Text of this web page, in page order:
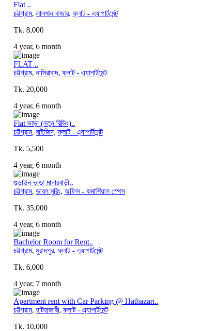
Flat ..
চট্টগ্রাম, লালখান বাজার, ফ্লাট - এ্যাপার্টমেন্ট
Tk. 8,000
4 year, 6 month
FLAT ..
চট্টগ্রাম, নাসিরাবাদ, ফ্লাট - এ্যাপার্টমেন্ট
Tk. 20,000
4 year, 6 month
Flat ভাড়া (নতুন বিল্ডিং)..
চট্টগ্রাম, বাইজিদ, ফ্লাট - এ্যাপার্টমেন্ট
Tk. 5,500
4 year, 6 month
গুডাউন ভাড়া মাদারবাড়ী..
চট্টগ্রাম, ডাবল মুরিং, অফিস - কমার্শিয়াল স্পেস
Tk. 35,000
4 year, 6 month
Bachelor Room for Rent..
চট্টগ্রাম, মুরাদপুর, ফ্লাট - এ্যাপার্টমেন্ট
Tk. 6,000
4 year, 7 month
Apartment rent with Car Parking @ Hathazari..
চট্টগ্রাম, হাটহাজারী, ফ্লাট - এ্যাপার্টমেন্ট
Tk. 10,000